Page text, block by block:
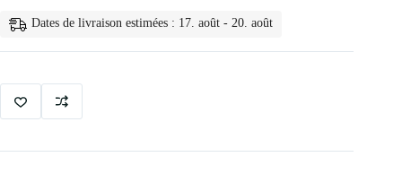
pour Dates de livraison estimées : 17. août - 20. août